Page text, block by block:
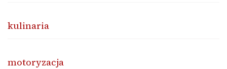
kulinaria
motoryzacja